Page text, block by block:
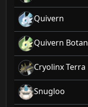
Quivern
Quivern Botan
Cryolinx Terra
Snugloo